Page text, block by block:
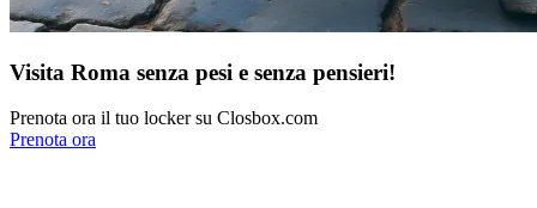
Visita Roma senza pesi e senza pensieri!
Prenota ora il tuo locker su Closbox.com
Prenota ora